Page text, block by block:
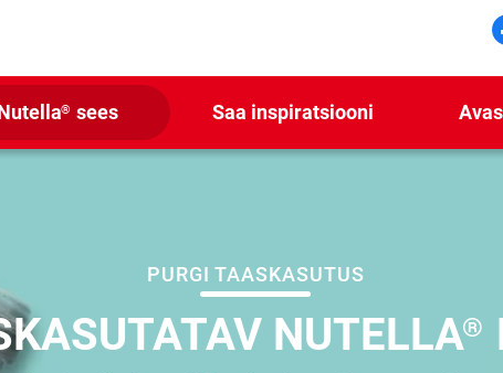
® sees Saa inspiratsiooni
PURGI TAASKASUTUS
NUTELLA®